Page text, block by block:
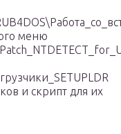
меню
и скрипт для их